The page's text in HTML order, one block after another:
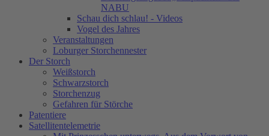
NABU
Schau dich schlau! - Videos
Vogel des Jahres
Veranstaltungen
Loburger Storchennester
Der Storch
Weißstorch
Schwarzstorch
Storchenzug
Gefahren für Störche
Patentiere
Satellitentelemetrie